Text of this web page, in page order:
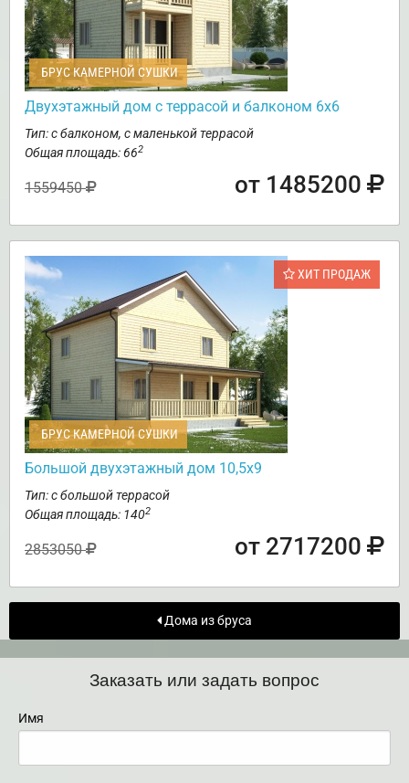
БРУС КАМЕРНОЙ СУШКИ
Двухэтажный дом с террасой и балконом 6х6
Тип: с балконом, с маленькой террасой
Общая площадь: 662
1559450 от 1485200
ХИТ ПРОДАЖ
БРУС КАМЕРНОЙ СУШКИ
Большой двухэтажный дом 10,5х9
Тип: с большой террасой
Общая площадь: 1402
2853050 от 2717200
Дома из бруса
Заказать или задать вопрос
Имя